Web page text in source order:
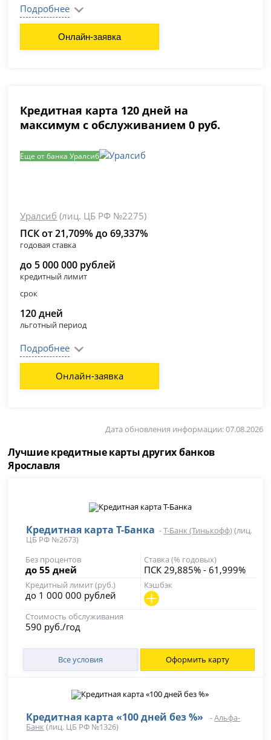
Подробнее
Онлайн-заявка
Кредитная карта 120 дней на
максимум с обслуживанием 0 руб.
Еще от банка Уралсиб
Уралсиб (лиц. ЦБ РФ №2275)
ПСК от 21,709% до 69,337%
годовая ставка
до 5 000 000 рублей
кредитный лимит
срок
120 дней
льготный период
Подробнее
Онлайн-заявка
Дата обновления информации: 07.08.2026
Лучшие кредитные карты других банков
Ярославля
Кредитная карта Т-Банка -Т-Банк (Тинькофф)(лиц.
ЦБ РФ №2673)
Без процентов
до 55 дней
Ставка (% годовых)
ПСК 29,885% - 61,999%
Кредитный лимит (руб.)
до 1 000 000 рублей
Кэшбэк
Стоимость обслуживания
590 руб./год
Все условия Оформить карту
Кредитная карта «100 дней без %» -Альфа-
Банк (лиц. ЦБ РФ №1326)